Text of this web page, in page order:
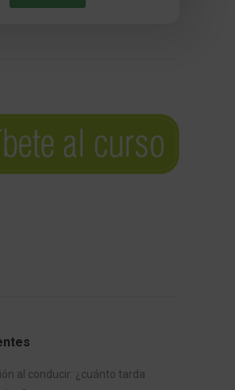
al conducir: ¿cuánto tarda